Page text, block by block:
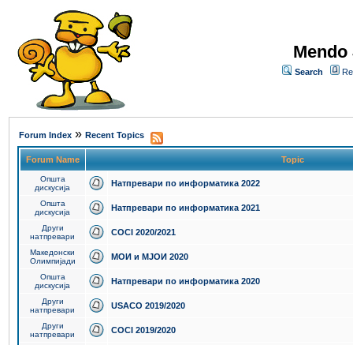
Search
Forum Index » Recent Topics
Forum Name Topic
Општа
дискусија
Натпревари по информатика 2022
Општа
дискусија
Натпревари по информатика 2021
Други
натпревари
COCI 2020/2021
Македонски
Олимпијади
МОИ и МЈОИ 2020
Општа
дискусија
Натпревари по информатика 2020
Други
натпревари
USACO 2019/2020
Други
натпревари
COCI 2019/2020